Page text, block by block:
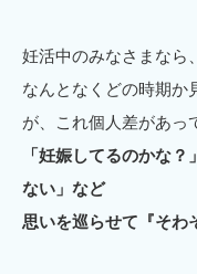
妊活中のみなさまなら、
なんとなくどの時期か
が、これ個人差があっ
「妊娠してるのかな
ない」など
思いを巡らせて『そわ